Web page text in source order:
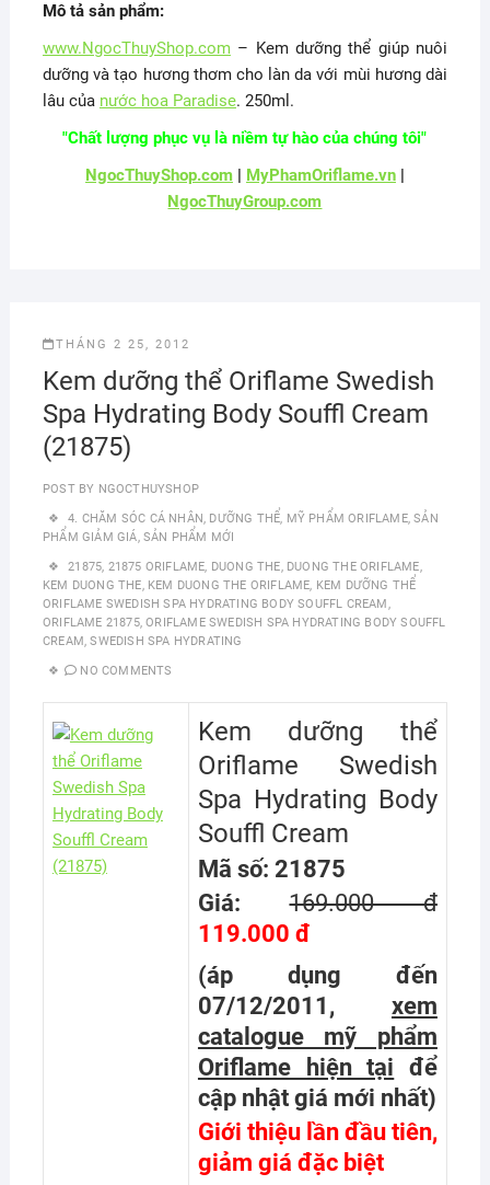
Mô tả sản phẩm:
www.NgocThuyShop.com– Kem dưỡng thể giúp nuôi
dưỡng và tạo hương thơm cho làn da với mùi hương dài
lâu của nước hoa Paradise. 250ml.
"Chất lượng phục vụ là niềm tự hào của chúng tôi"
NgocThuyShop.com| MyPhamOriflame.vn|
NgocThuyGroup.com
THÁNG 2 25, 2012
Kem dưỡng thể Oriflame Swedish
Spa Hydrating Body Souffl Cream
(21875)
POST BY NGOCTHUYSHOP
4. CHĂM SÓC CÁ NHÂN, DƯỠNG THỂ, MỸ PHẨM ORIFLAME,SẢN
PHẨM GIẢM GIÁ, SẢN PHẨM MỚI
21875, 21875 ORIFLAME, DUONG THE, DUONG THE ORIFLAME,
KEM DUONG THE, KEM DUONG THE ORIFLAME, KEM DƯỠNG THỂ
ORIFLAME SWEDISH SPA HYDRATING BODY SOUFFL CREAM,
ORIFLAME 21875,ORIFLAME SWEDISH SPA HYDRATING BODY SOUFFL
CREAM,SWEDISH SPA HYDRATING
NO COMMENTS
Kem dưỡng thể
Oriflame Swedish
Spa Hydrating Body
Souffl Cream
Mã số: 21875
Giá:169.000 đ
119.000 đ
(áp dụng đến
07/12/2011, xem
catalogue mỹ phẩm
Oriflame hiện tại để
cập nhật giá mới nhất)
Giới thiệu lần đầu tiên,
giảm giá đặc biệt